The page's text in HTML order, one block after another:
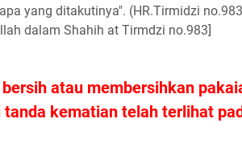
yang ditakutinya". (HR.Tirmidzi
dalam Shahih at Tirmdzi no.983]
atau membersihkan
kematian telah terlihat